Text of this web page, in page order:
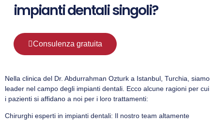
impianti dentali singoli?
Consulenza gratuita
Nella clinica del Dr. Abdurrahman Ozturk a Istanbul, Turchia, siamo
leader nel campo degli impianti dentali. Ecco alcune ragioni per cui
i pazienti si affidano a noi per i loro trattamenti:
Chirurghi esperti in impianti dentali: Il nostro team altamente